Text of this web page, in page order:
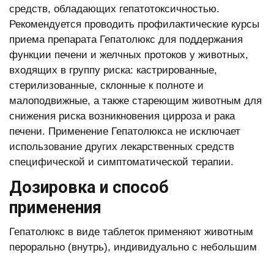
средств, обладающих гепатотоксичностью.
Рекомендуется проводить профилактические курсы
приема препарата Гепатолюкс для поддержания
функции печени и желчных протоков у животных,
входящих в группу риска: кастрированные,
стерилизованные, склонные к полноте и
малоподвижные, а также стареющим животным для
снижения риска возникновения цирроза и рака
печени. Применение Гепатолюкса не исключает
использование других лекарственных средств
специфической и симптоматиче­ской терапии.
Дозировка и способ
применения
Гепатолюкс в виде таблеток применяют животным
перорально (внутрь), индивидуально с небольшим